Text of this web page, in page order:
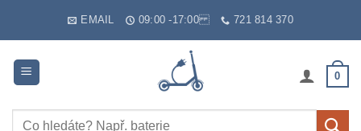
EMAIL 09:00 -17:00 721 814 370
0
Hledat: